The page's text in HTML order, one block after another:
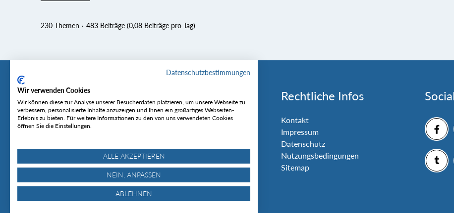
230 Themen 483 Beiträge (0,08 Beiträge pro Tag)
Tourentipp
Über uns
Wetter & Lawinenlage
Rechtliche Infos
Kontakt
Impressum
Datenschutz
Nutzungsbedingungen
Sitemap
© Tourentipp.com 2025
Datenschutzbestimmungen
Wir verwenden Cookies
Wir können diese zur Analyse unserer Besucherdaten platzieren, um unsere Webseite zu
verbessern, personalisierte Inhalte anzuzeigen und Ihnen ein großartiges Webseiten-
Erlebnis zu bieten. Für weitere Informationen zu den von uns verwendeten Cookies
öffnen Sie die Einstellungen.
ALLE AKZEPTIEREN
NEIN, ANPASSEN
ABLEHNEN